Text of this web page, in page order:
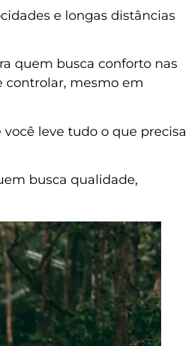
e longas distâncias
quem busca conforto nas
controlar, mesmo em
leve tudo o que precisa
busca qualidade,